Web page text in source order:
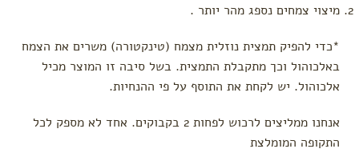
הצטננות,
וקשיי
נשימה
בעיות
בעור
(יובש,
מיצוי צמחים נספג מהר יותר .
*כדי להפיק תמצית נוזלית מצמח (טינקטורה) משרים את הצמח
באלכוהול וכך מתקבלת התמצית. בשל סיבה זו המוצר מכיל
אלכוהול. יש לקחת את התוסף על פי ההנחיות.
אנחנו ממליצים לרכוש לפחות 2 בקבוקים. אחד לא מספק לכל
התקופה המומלצת